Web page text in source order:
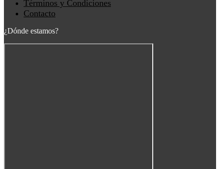
Términos y Condiciones
Contacto
¿Dónde estamos?